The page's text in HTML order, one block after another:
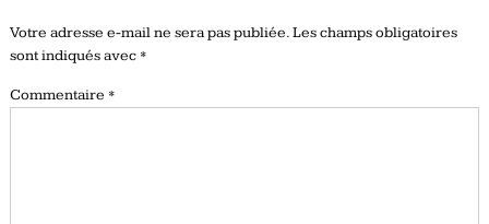
Votre adresse e-mail ne sera pas publiée.Les champs obligatoires
sont indiqués avec *
Commentaire *